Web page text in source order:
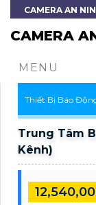
CAMERA AN
CAMERA
MENU
Thiết Bị Báo
Trung Tâm
Kênh)